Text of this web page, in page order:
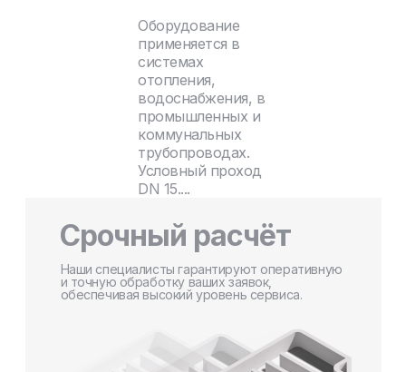
Оборудование
применяется в
системах
отопления,
водоснабжения, в
промышленных и
коммунальных
трубопроводах.
Условный проход
DN 15....
Срочный расчёт
Наши специалисты гарантируют оперативную
и точную обработку ваших заявок,
обеспечивая высокий уровень сервиса.